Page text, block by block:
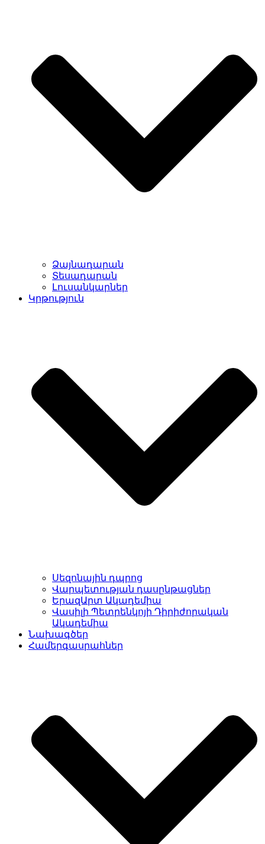
Ձայնադարան
Տեսադարան
Լուսանկարներ
Կրթություն
Սեզոնային դպրոց
Վարպետության դասընթացներ
ԵրազԱրտ Ակադեմիա
Վասիլի Պետրենկոյի Դիրիժորական
Ակադեմիա
Նախագծեր
Համերգասրահներ